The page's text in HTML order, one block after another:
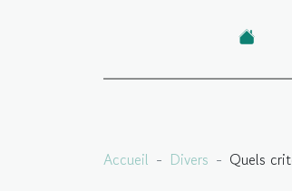
Accueil Divers Quels